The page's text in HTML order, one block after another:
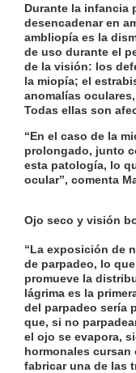
Durante la infancia
desencadenar en
ambliopía es la
de uso durante el
de la visión: los
la miopía; el
anomalías
Todas ellas son
“En el caso de la
prolongado, junto
esta patología, lo
ocular”, comenta
Ojo seco y visión
“La exposición de
de parpadeo, lo
promueve la
lágrima es la
del parpadeo sería
que, si no
el ojo se evapora,
hormonales cursan
fabricar una de las